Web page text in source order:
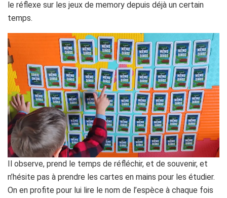
le réflexe sur les jeux de memory depuis déjà un certain
temps.
Il observe, prend le temps de réfléchir, et de souvenir, et
n’hésite pas à prendre les cartes en mains pour les étudier.
On en profite pour lui lire le nom de l’espèce à chaque fois